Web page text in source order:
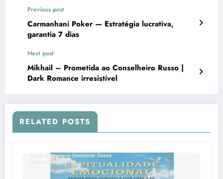
Previous post
Carmanhani Poker — Estratégia lucrativa,
garantia 7 dias
Next post
Mikhail – Prometida ao Conselheiro Russo |
Dark Romance irresistível
RELATED POSTS